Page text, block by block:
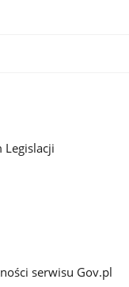
Legislacji
serwisu Gov.pl